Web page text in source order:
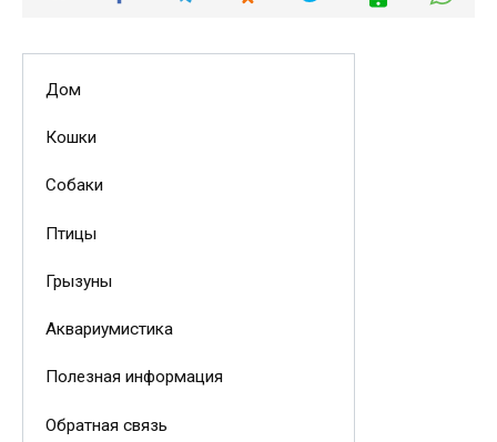
Дом
Кошки
Собаки
Птицы
Грызуны
Аквариумистика
Полезная информация
Обратная связь